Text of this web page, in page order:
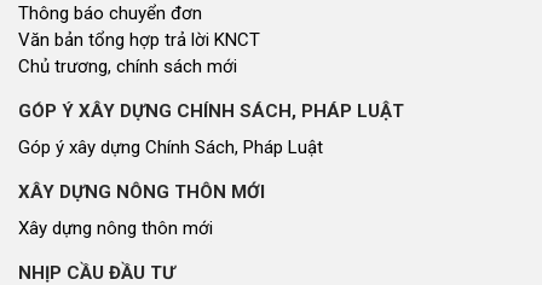
Thông báo chuyển đơn
Văn bản tổng hợp trả lời KNCT
Chủ trương, chính sách mới
GÓP Ý XÂY DỰNG CHÍNH SÁCH, PHÁP LUẬT
Góp ý xây dựng Chính Sách, Pháp Luật
XÂY DỰNG NÔNG THÔN MỚI
Xây dựng nông thôn mới
NHỊP CẦU ĐẦU TƯ